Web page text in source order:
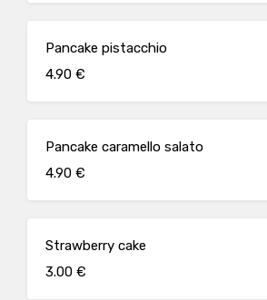
Pancake pistacchio
4.90 €
Pancake caramello salato
4.90 €
Strawberry cake
3.00 €